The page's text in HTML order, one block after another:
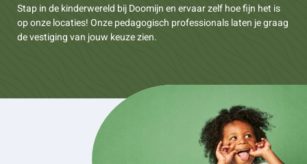
Stap in de kinderwereld bij Doomijn en ervaar zelf hoe fijn het is
op onze locaties! Onze pedagogisch professionals laten je graag
de vestiging van jouw keuze zien.